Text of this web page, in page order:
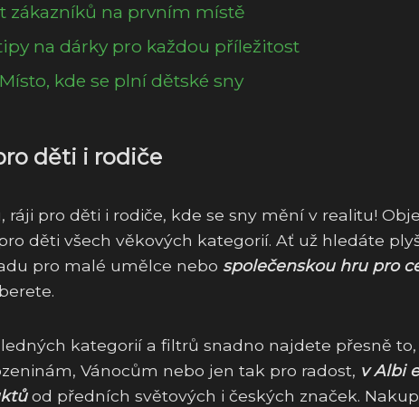
zákazníků na prvním místě
na dárky pro každou příležitost
kde se plní dětské sny
děti i rodiče
ráji pro děti i rodiče, kde se sny mění v realitu!
děti všech věkových kategorií. Ať už hledáte
pro malé umělce nebo společenskou hru pro
kategorií a filtrů snadno najdete přesně
Vánocům nebo jen tak pro radost, v Albi
od předních světových i českých značek.